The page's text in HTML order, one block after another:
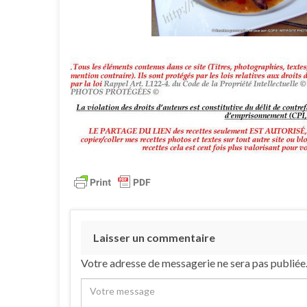
Laisser un commentaire
Votre adresse de messagerie ne sera pas publiée.